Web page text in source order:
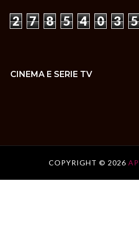
2 7 8 5 4 0 3 5
CINEMA E SERIE TV
COPYRIGHT © 2026